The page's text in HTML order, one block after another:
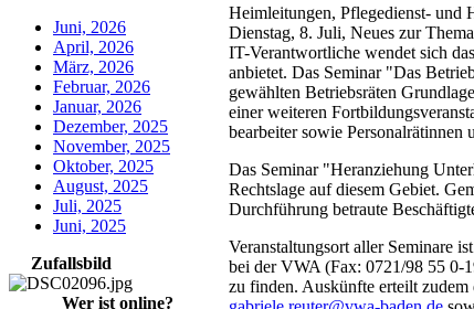
Juni, 2026
April, 2026
März, 2026
Februar, 2026
Januar, 2026
Dezember, 2025
November, 2025
Oktober, 2025
August, 2025
Juli, 2025
Juni, 2025
Zufallsbild
Wer ist online?
Heimleitungen, Pflegedienst- und
Dienstag, 8. Juli, Neues zur
IT-Verantwortliche wendet sich
anbietet. Das Seminar "Das
gewählten Betriebsräten
einer weiteren
bearbeiter sowie Personalrätinnen
Das Seminar "Heranziehung
Rechtslage auf diesem Gebiet.
Durchführung betraute
Veranstaltungsort aller Seminare
bei der VWA (Fax: 0721/98 55 0-
zu finden. Auskünfte erteilt